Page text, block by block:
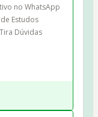
no WhatsApp
Estudos
Dúvidas